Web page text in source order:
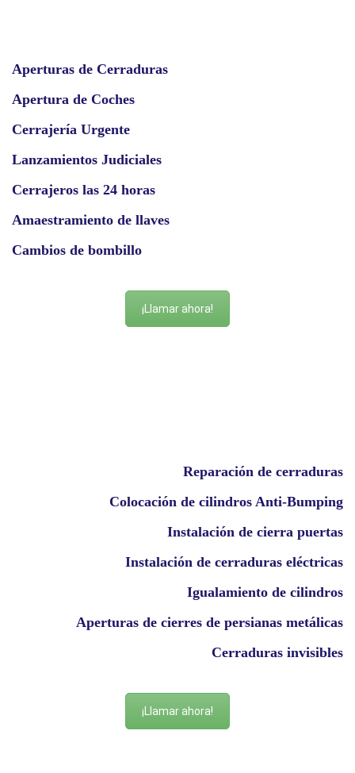
Aperturas de Cerraduras
Apertura de Coches
Cerrajería Urgente
Lanzamientos Judiciales
Cerrajeros las 24 horas
Amaestramiento de llaves
Cambios de bombillo
¡Llamar ahora!
Reparación de cerraduras
Colocación de cilindros Anti-Bumping
Instalación de cierra puertas
Instalación de cerraduras eléctricas
Igualamiento de cilindros
Aperturas de cierres de persianas metálicas
Cerraduras invisibles
¡Llamar ahora!